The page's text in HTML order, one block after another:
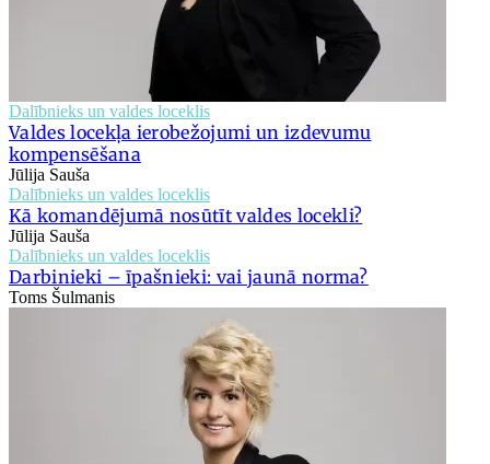
Dalībnieks un valdes loceklis
Valdes locekļa ierobežojumi un izdevumu
kompensēšana
Jūlija Sauša
Dalībnieks un valdes loceklis
Kā komandējumā nosūtīt valdes locekli?
Jūlija Sauša
Dalībnieks un valdes loceklis
Darbinieki – īpašnieki: vai jaunā norma?
Toms Šulmanis